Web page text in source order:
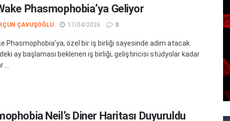
Phasmophobia’ya Geliyor
ÇAVUŞOĞLU 17/04/2026 0
Phasmophobia'ya, özel bir iş birliği sayesinde adım atacak.
ay başlaması beklenen iş birliği, geliştiricisi stüdyolar kadar
Neil’s Diner Haritası Duyuruldu